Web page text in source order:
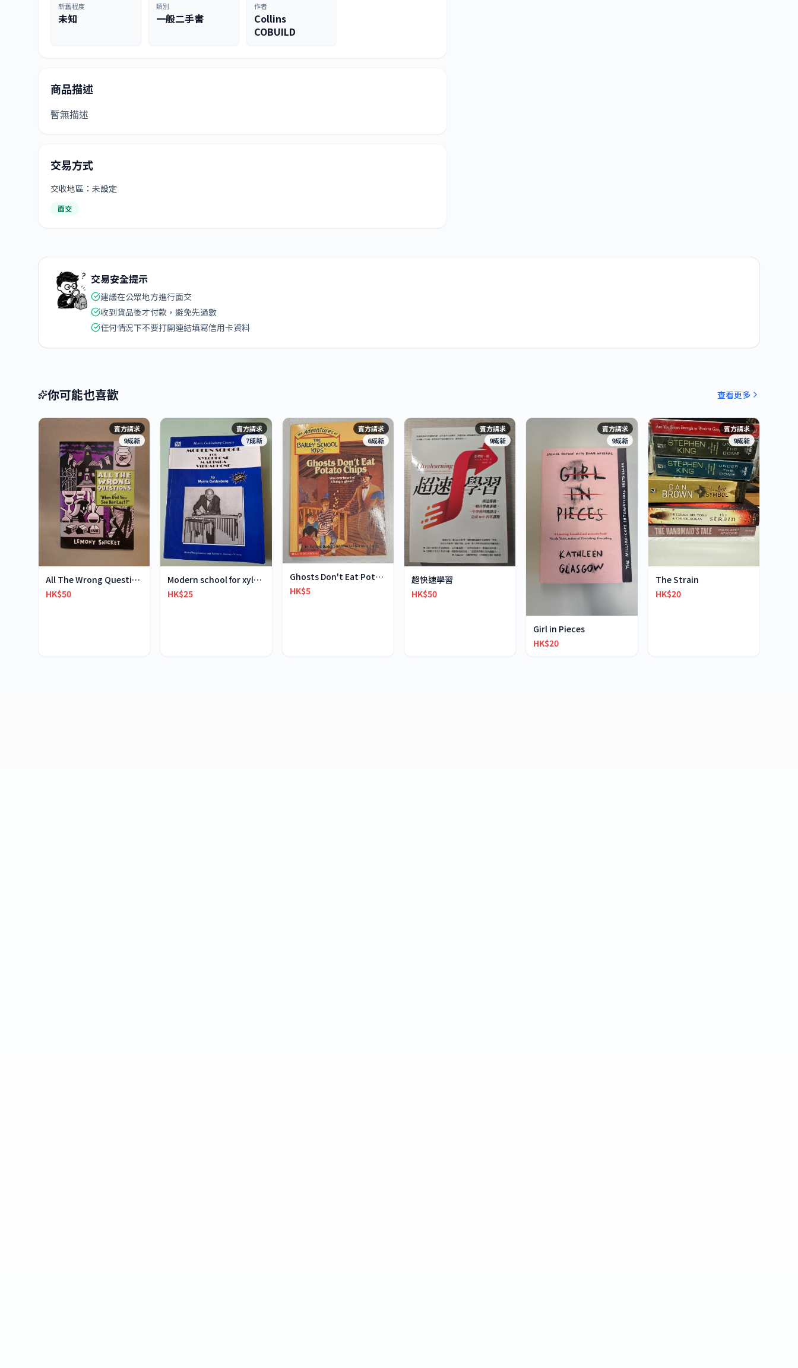
新舊程度
未知
類別
一般二手書
作者
Collins
COBUILD
商品描述
暫無描述
交易方式
交收地區：未設定
面交
交易安全提示
建議在公眾地方進行面交
收到貨品後才付款，避免先過數
任何情況下不要打開連結填寫信用卡資料
你可能也喜歡 查看更多
賣方請求
9成新
All The Wrong Questions 2: "When Did You See Her L
HK$50
賣方請求
7成新
Modern school for xylophone marimba vibraphone
HK$25
賣方請求
6成新
Ghosts Don't Eat Potato Chips
HK$5
賣方請求
9成新
超快速學習
HK$50
賣方請求
9成新
Girl in Pieces
HK$20
賣方請求
9成新
The Strain
HK$20